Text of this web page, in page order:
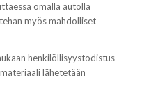
omalla autolla
myös mahdolliset
henkilöllisyystodistus
lähetetään